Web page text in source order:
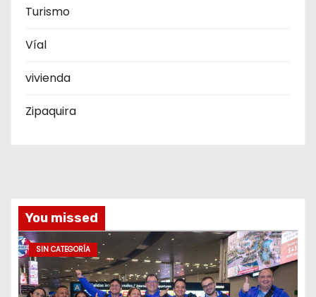
Turismo
Víal
vivienda
Zipaquira
You missed
SIN CATEGORÍA